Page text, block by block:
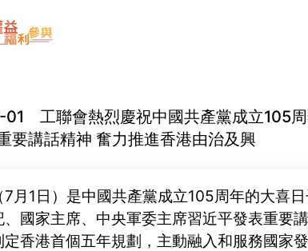
工聯會熱烈慶祝中國共產黨成立105周
要講話精神 奮力推進香港由治及興
7月1日）是中國共產黨成立105周年的大喜
、國家主席、中央軍委主席習近平發表重要
香港首個五年規劃，主動融入和服務國家